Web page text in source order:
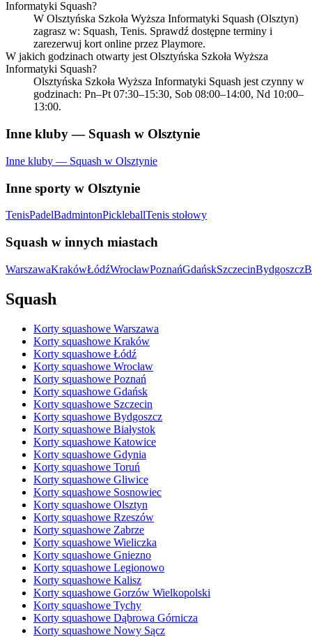
Informatyki Squash?
W Olsztyńska Szkoła Wyższa Informatyki Squash (Olsztyn)
zagrasz w: Squash, Tenis. Sprawdź dostępne terminy i
zarezerwuj kort online przez Playmore.
W jakich godzinach otwarty jest Olsztyńska Szkoła Wyższa
Informatyki Squash?
Olsztyńska Szkoła Wyższa Informatyki Squash jest czynny w
godzinach: Pn–Pt 07:30–15:30, Sob 08:00–14:00, Nd 10:00–
13:00.
Inne kluby — Squash w Olsztynie
Inne kluby — Squash w Olsztynie
Inne sporty w Olsztynie
TenisPadelBadmintonPickleballTenis stołowy
Squash w innych miastach
WarszawaKrakówŁódźWrocławPoznańGdańskSzczecinBydgoszcz
Squash
Korty squashowe Warszawa
Korty squashowe Kraków
Korty squashowe Łódź
Korty squashowe Wrocław
Korty squashowe Poznań
Korty squashowe Gdańsk
Korty squashowe Szczecin
Korty squashowe Bydgoszcz
Korty squashowe Białystok
Korty squashowe Katowice
Korty squashowe Gdynia
Korty squashowe Toruń
Korty squashowe Gliwice
Korty squashowe Sosnowiec
Korty squashowe Olsztyn
Korty squashowe Rzeszów
Korty squashowe Zabrze
Korty squashowe Wieliczka
Korty squashowe Gniezno
Korty squashowe Legionowo
Korty squashowe Kalisz
Korty squashowe Gorzów Wielkopolski
Korty squashowe Tychy
Korty squashowe Dąbrowa Górnicza
Korty squashowe Nowy Sącz